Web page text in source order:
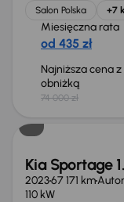
Salon Polska
+7
Miesięczna rata
od 435 zł
Najniższa cena
obniżką
74 000 zł
Taniej o 1 000 zł
Kia Sportage
202367 171 km
110 kW